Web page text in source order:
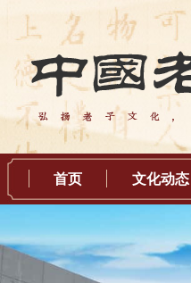
首页 文化动态